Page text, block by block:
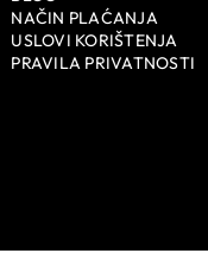
NAČIN PLAĆANJA
USLOVI KORIŠTENJA
PRAVILA PRIVATNOSTI